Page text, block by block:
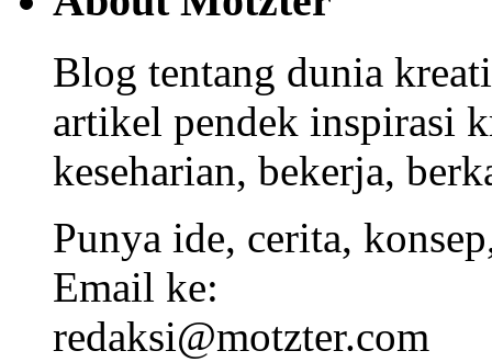
Blog tentang dunia
artikel pendek inspirasi
keseharian, bekerja,
Punya ide, cerita,
Email ke:
redaksi@motzter.com